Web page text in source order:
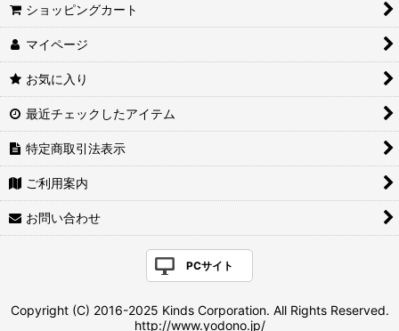
ショッピングカート
マイページ
お気に入り
最近チェックしたアイテム
特定商取引法表示
ご利用案内
お問い合わせ
PCサイト
Copyright (C) 2016-2025 Kinds Corporation. All Rights Reserved.
http://www.yodono.jp/